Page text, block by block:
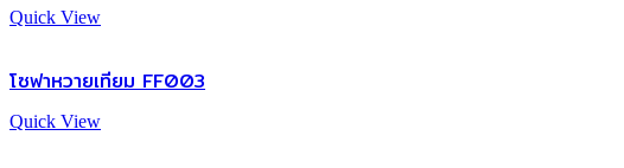
Quick View
โซฟาหวายเทียม FF003
Quick View